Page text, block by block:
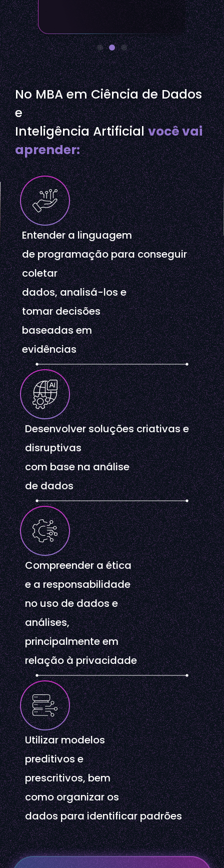
No MBA em Ciência de Dados
e
Inteligência Artificialvocê vai
aprender:
Entender a linguagem
de programação para conseguir
coletar
dados, analisá-los e
tomar decisões
baseadas em
evidências
Desenvolver soluções criativas e
disruptivas
com base na análise
de dados
Compreender a ética
e a responsabilidade
no uso de dados e
análises,
principalmente em
relação à privacidade
Utilizar modelos
preditivos e
prescritivos, bem
como organizar os
dados para identificar padrões